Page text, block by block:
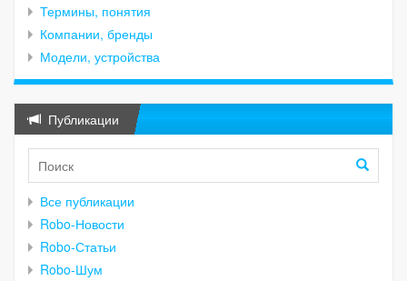
Термины, понятия
Компании, бренды
Модели, устройства
Публикации
Все публикации
Robo-Новости
Robo-Статьи
Robo-Шум